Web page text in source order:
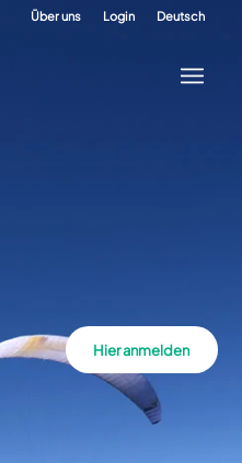
Über uns Login Deutsch
Hier anmelden